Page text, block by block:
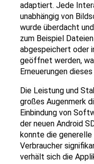
adaptiert. Jede
unabhängig von
wurde überdacht
zum Beispiel
abgespeichert oder
geöffnet werden,
Erneuerungen
Die Leistung und
großes Augenmerk
Einbindung von
der neuen Android
konnte die
Verbraucher
verhält sich die